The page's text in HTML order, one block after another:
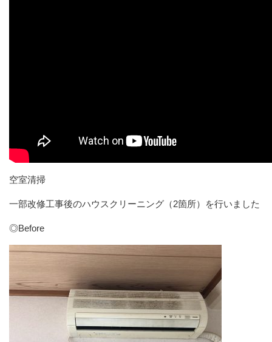
空室清掃
一部改修工事後のハウスクリーニング（2箇所）を行いました
◎Before